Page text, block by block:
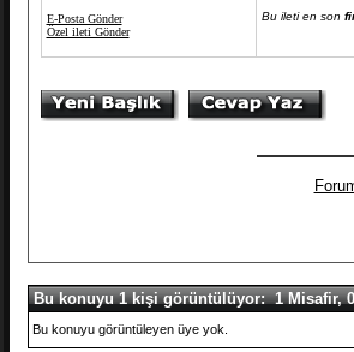
E-Posta Gönder
Özel ileti Gönder
Bu ileti en son
Bu konuyu 1 kişi görüntülüyor: 1 Misafir,
Bu konuyu görüntüleyen üye yok.